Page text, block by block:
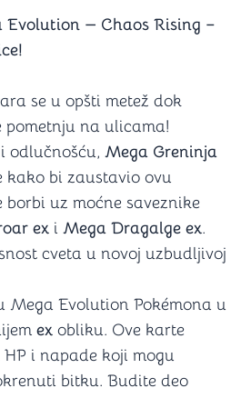
Evolution — Chaos Rising –
se u opšti metež dok
pometnju na ulicama!
odlučnošću, Mega Greninja
kako bi zaustavio ovu
uz moćne saveznike
ex i Mega Dragalge ex.
cveta u novoj uzbudljivoj
Mega Evolution Pokémona u
ex obliku. Ove karte
i napade koji mogu
bitku. Budite deo